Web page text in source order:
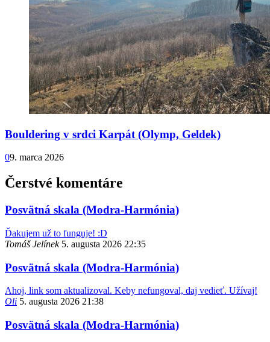
Bouldering v srdci Karpát (Olymp, Geldek)
09. marca 2026
Čerstvé komentáre
Posvätná skala (Modra-Harmónia)
Ďakujem už to funguje! :D
Tomáš Jelínek 5. augusta 2026 22:35
Posvätná skala (Modra-Harmónia)
Ahoj, link som aktualizoval. Keby nefungoval, daj vedieť. Užívaj!
Oli 5. augusta 2026 21:38
Posvätná skala (Modra-Harmónia)